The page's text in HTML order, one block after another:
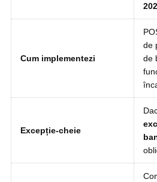
Cum implementezi
de
de
Excepție-cheie